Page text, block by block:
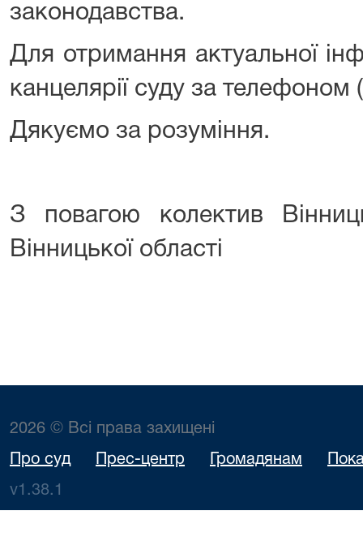
законодавства.
Для отримання актуальної
канцелярії суду за
Дякуємо за розуміння.
З повагою колектив
Вінницької області
2026 © Всі права захищені
Про суд Прес-центр Громадянам
v1.38.1